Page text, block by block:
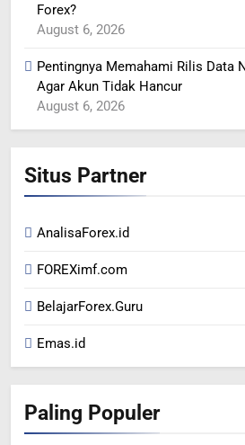
Forex?
August 6, 2026
Pentingnya Memahami Rilis Data
Agar Akun Tidak Hancur
August 6, 2026
Situs Partner
AnalisaForex.id
FOREXimf.com
BelajarForex.Guru
Emas.id
Paling Populer